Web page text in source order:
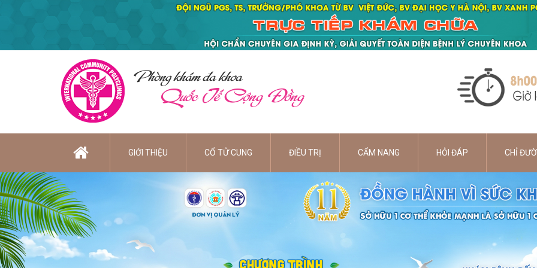
Phòng khám đa khoa
Quốc Tế Cộng Đồng
GIỚI THIỆU CỔ TỬ CUNG ĐIỀU TRỊ CẨM NANG HỎI ĐÁP CHỈ